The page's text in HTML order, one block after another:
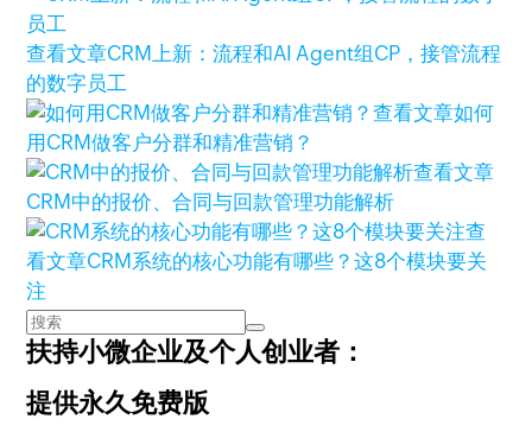
查看文章CRM上新：流程和AI Agent组CP，接管流程
的数字员工
查看文章如何
用CRM做客户分群和精准营销？
查看文章
CRM中的报价、合同与回款管理功能解析
查
看文章CRM系统的核心功能有哪些？这8个模块要关
注
扶持小微企业及个人创业者：
提供永久免费版